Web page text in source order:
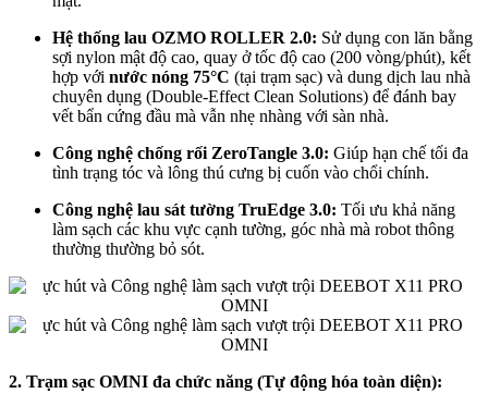
Hệ thống lau OZMO ROLLER 2.0: Sử dụng con lăn bằng
sợi nylon mật độ cao, quay ở tốc độ cao (200 vòng/phút), kết
hợp với nước nóng 75°C (tại trạm sạc) và dung dịch lau nhà
chuyên dụng (Double-Effect Clean Solutions) để đánh bay
vết bẩn cứng đầu mà vẫn nhẹ nhàng với sàn nhà.
Công nghệ chống rối ZeroTangle 3.0: Giúp hạn chế tối đa
tình trạng tóc và lông thú cưng bị cuốn vào chổi chính.
Công nghệ lau sát tường TruEdge 3.0: Tối ưu khả năng
làm sạch các khu vực cạnh tường, góc nhà mà robot thông
thường thường bỏ sót.
2. Trạm sạc OMNI đa chức năng (Tự động hóa toàn diện):